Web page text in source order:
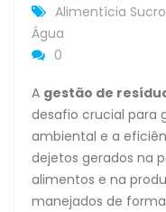
Alimentícia
Água
0
A gestão de
desafio crucial para
ambiental e a
dejetos gerados na
alimentos e na
manejados de